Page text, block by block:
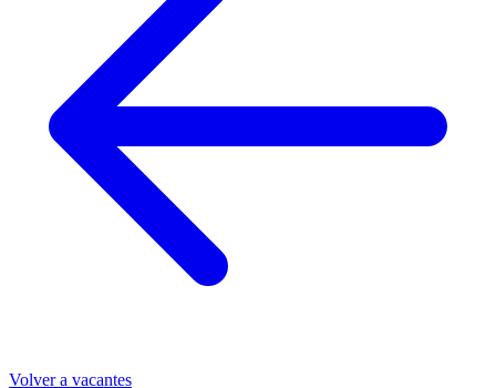
Volver a vacantes